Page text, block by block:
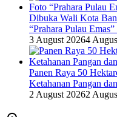
Dibuka Wali Kota
“Prahara Pulau
3 August 20264
Panen Raya 50
Ketahanan Pangan
2 August 20262